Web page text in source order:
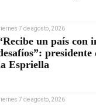
7 de agosto, 2026
un país con
presidente
Espriella
7 de agosto, 2026